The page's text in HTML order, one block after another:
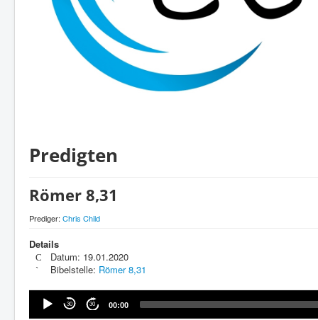
Predigten
Römer 8,31
Prediger: Chris Child
Details
Datum: 19.01.2020
Bibelstelle: Römer 8,31
Audio-
Player
30 30 00:00